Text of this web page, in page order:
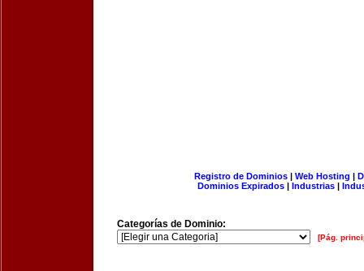
Registro de Dominios| Web Hosting |
Dominios Expirados | Industrias |
Categorías de Dominio:
[Pág.